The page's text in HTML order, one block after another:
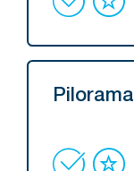
Pilorama